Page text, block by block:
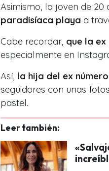
Asimismo, la joven de
paradisíaca playa a
Cabe recordar, que la ex
especialmente en
Así, la hija del ex
seguidores con unas
pastel.
Leer también: